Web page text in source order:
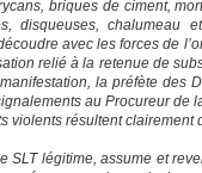
briques de ciment,
disqueuses,
avec les forces de
relié à la retenue de
la préfète des
au Procureur de
violents résultent clairement
SLT légitime, assume et